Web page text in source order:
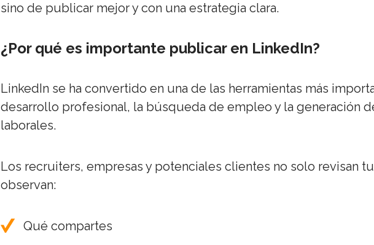
sino de publicar mejor y con una estrategia clara.
¿Por qué es importante publicar en LinkedIn?
LinkedIn se ha convertido en una de las herramientas más
desarrollo profesional, la búsqueda de empleo y la generación
laborales.
Los recruiters, empresas y potenciales clientes no solo revisan
observan:
Qué compartes